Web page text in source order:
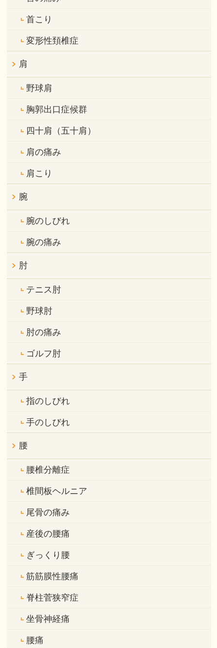
首こり
変形性頚椎症
肩
野球肩
胸郭出口症候群
四十肩（五十肩）
肩の痛み
肩こり
腕
腕のしびれ
腕の痛み
肘
テニス肘
野球肘
肘の痛み
ゴルフ肘
手
指のしびれ
手のしびれ
腰
腰椎分離症
椎間板ヘルニア
尾骨の痛み
産後の腰痛
ぎっくり腰
筋筋膜性腰痛
脊柱菅狭窄症
坐骨神経痛
腰痛